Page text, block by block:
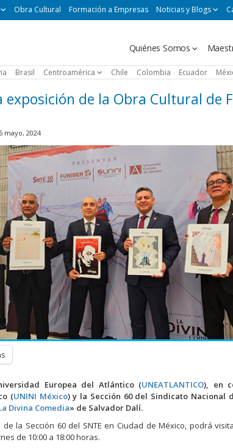
Obra Cultural Formación a Empresas Noticias y Blogs
Navegación
Quiénes Somos
Brasil Centroamérica Chile Colombia Ecuador
de la Obra Cultural de
mayo, 2024
Europea del Atlántico (UNEATLANTICO), en
(UNINI México) y la Sección 60 del Sindicato Nacional
Divina Comedia» de Salvador Dalí.
la Sección 60 del SNTE en Ciudad de México, podrá
de 10:00 a 18:00 horas.